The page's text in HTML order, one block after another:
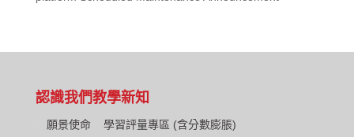
認識我們
願景使命
教學新知
學習評量專區 (含分數膨脹)